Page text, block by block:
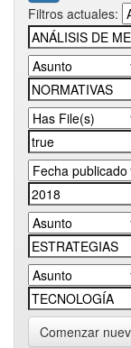
Filtros actuales:
Comenzar